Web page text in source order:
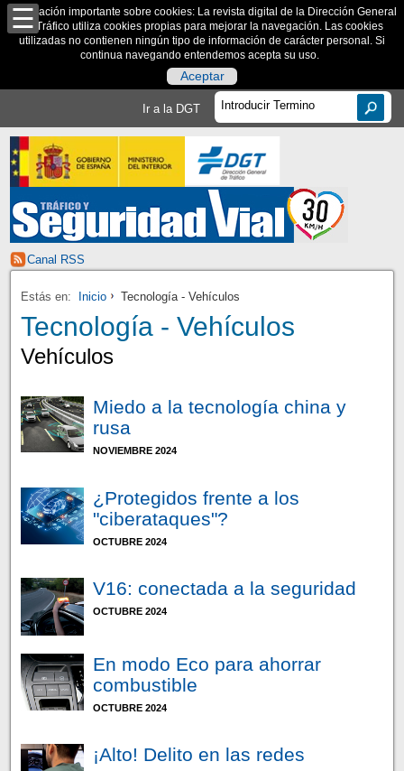
Información importante sobre cookies: La revista digital de la Dirección General
de Tráfico utiliza cookies propias para mejorar la navegación. Las cookies
utilizadas no contienen ningún tipo de información de carácter personal. Si
continua navegando entendemos acepta su uso.
Aceptar
Ir a la DGT
Canal RSS
Estás en: Inicio Tecnología - Vehículos
Tecnología - Vehículos
Vehículos
Miedo a la tecnología china y
rusa
NOVIEMBRE 2024
¿Protegidos frente a los
"ciberataques"?
OCTUBRE 2024
V16: conectada a la seguridad
OCTUBRE 2024
En modo Eco para ahorrar
combustible
OCTUBRE 2024
¡Alto! Delito en las redes